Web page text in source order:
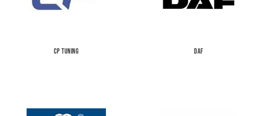
CP TUNING DAF